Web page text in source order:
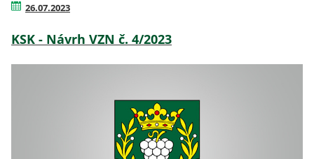
26.07.2023
KSK - Návrh VZN č. 4/2023